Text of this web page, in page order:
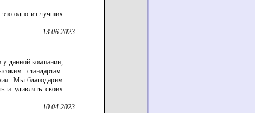
это одно из лучших
13.06.2023
у данной компании,
стандартам.
Мы благодарим
и удивлять своих
10.04.2023